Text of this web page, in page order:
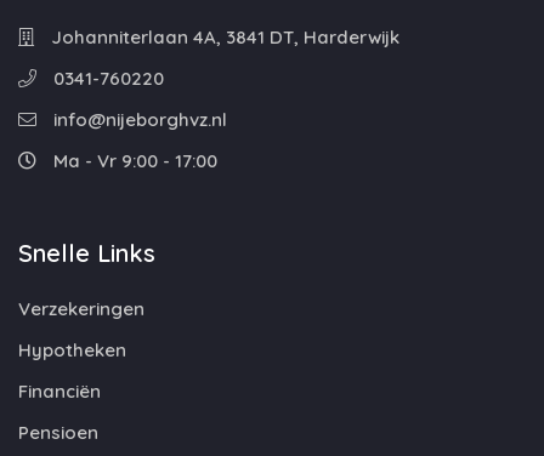
Johanniterlaan 4A, 3841 DT, Harderwijk
0341-760220
info@nijeborghvz.nl
Ma - Vr 9:00 - 17:00
Snelle Links
Verzekeringen
Hypotheken
Financiën
Pensioen